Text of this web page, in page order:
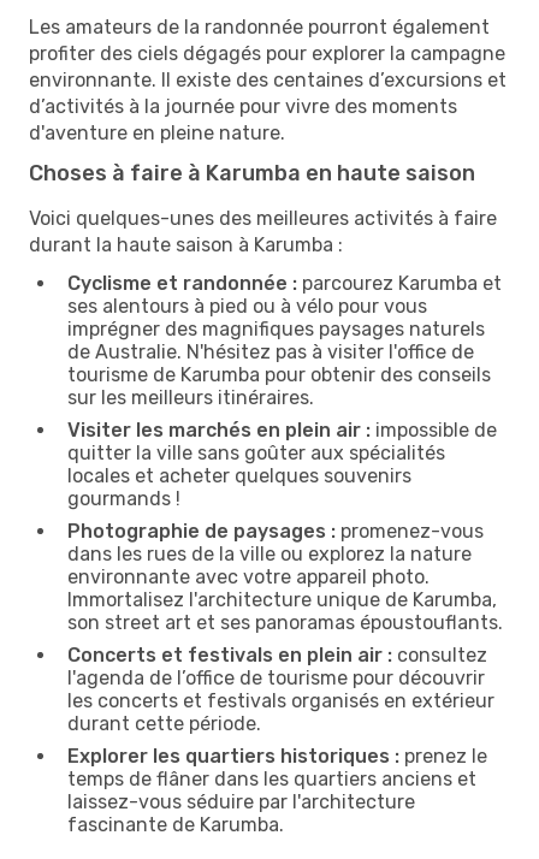
Les amateurs de la randonnée pourront également
profiter des ciels dégagés pour explorer la campagne
environnante. Il existe des centaines d’excursions et
d’activités à la journée pour vivre des moments
d'aventure en pleine nature.
Choses à faire à Karumba en haute saison
Voici quelques-unes des meilleures activités à faire
durant la haute saison à Karumba :
Cyclisme et randonnée : parcourez Karumba et
ses alentours à pied ou à vélo pour vous
imprégner des magnifiques paysages naturels
de Australie. N'hésitez pas à visiter l'office de
tourisme de Karumba pour obtenir des conseils
sur les meilleurs itinéraires.
Visiter les marchés en plein air : impossible de
quitter la ville sans goûter aux spécialités
locales et acheter quelques souvenirs
gourmands !
Photographie de paysages : promenez-vous
dans les rues de la ville ou explorez la nature
environnante avec votre appareil photo.
Immortalisez l'architecture unique de Karumba,
son street art et ses panoramas époustouflants.
Concerts et festivals en plein air : consultez
l'agenda de l’office de tourisme pour découvrir
les concerts et festivals organisés en extérieur
durant cette période.
Explorer les quartiers historiques : prenez le
temps de flâner dans les quartiers anciens et
laissez-vous séduire par l'architecture
fascinante de Karumba.